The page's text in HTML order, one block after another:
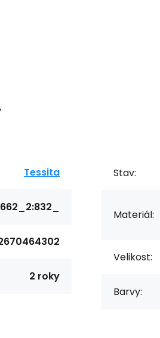
Tessita
2 roky
Stav:
Materiál:
Velikost:
Barvy: